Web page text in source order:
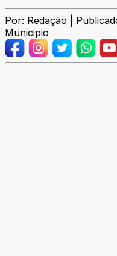
Por: Redação |
Municipio